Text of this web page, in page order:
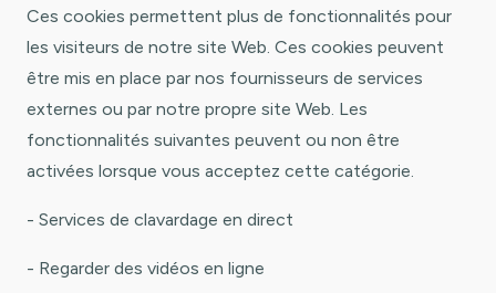
Ces cookies permettent plus de fonctionnalités pour
les visiteurs de notre site Web. Ces cookies peuvent
être mis en place par nos fournisseurs de services
externes ou par notre propre site Web. Les
fonctionnalités suivantes peuvent ou non être
activées lorsque vous acceptez cette catégorie.
- Services de clavardage en direct
- Regarder des vidéos en ligne